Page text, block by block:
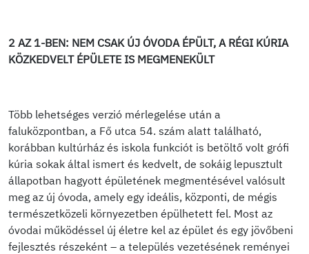
2 AZ 1-BEN: NEM CSAK ÚJ ÓVODA ÉPÜLT, A RÉGI KÚRIA
KÖZKEDVELT ÉPÜLETE IS MEGMENEKÜLT
Több lehetséges verzió mérlegelése után a
faluközpontban, a Fő utca 54. szám alatt található,
korábban kultúrház és iskola funkciót is betöltő volt grófi
kúria sokak által ismert és kedvelt, de sokáig lepusztult
állapotban hagyott épületének megmentésével valósult
meg az új óvoda, amely egy ideális, központi, de mégis
természetközeli környezetben épülhetett fel. Most az
óvodai működéssel új életre kel az épület és egy jövőbeni
fejlesztés részeként – a település vezetésének reményei